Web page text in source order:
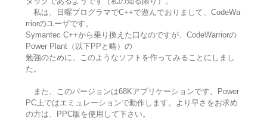
私は、日曜プログラマでC++で遊んでおりまして、CodeWa
rriorのユーザです。
Symantec C++から乗り換えた口なのですが、CodeWarriorの
Power Plant（以下PPと略）の
勉強のために、このようなソフトを作ってみることにしまし
た。
また、このバージョンは68Kアプリケーションです。Power
PC上ではエミュレーションで動作します。より早さをお求め
の方は、PPC版を使用して下さい。